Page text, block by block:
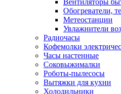
Вентиляторы
Обогреватели,
Метеостанции
Увлажнители
Радиочасы
Кофемолки
Часы настенные
Соковыжималки
Роботы-пылесосы
Вытяжки для кухни
Холодильники